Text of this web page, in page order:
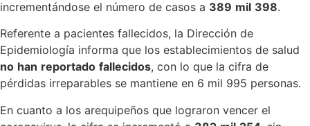
incrementándose el número de casos a 389 mil 398.
Referente a pacientes fallecidos, la Dirección de
Epidemiología informa que los establecimientos de salud
no han reportado fallecidos, con lo que la cifra de
pérdidas irreparables se mantiene en 6 mil 995 personas.
En cuanto a los arequipeños que lograron vencer el